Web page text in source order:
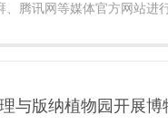
、腾讯网等媒体官方网站进
与版纳植物园开展博